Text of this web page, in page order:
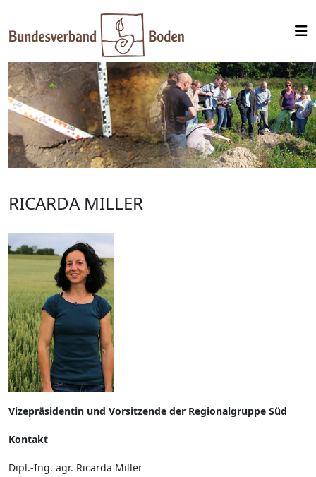
RICARDA MILLER
Vizepräsidentin und Vorsitzende der Regionalgruppe Süd
Kontakt
Dipl.-Ing. agr. Ricarda Miller